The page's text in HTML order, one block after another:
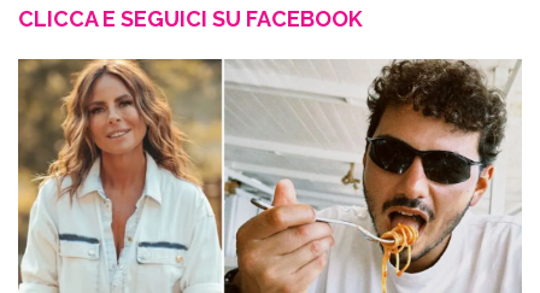
CLICCA E SEGUICI SU FACEBOOK